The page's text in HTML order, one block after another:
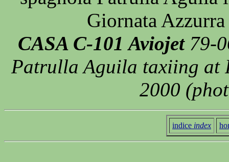
Giornata
CASA C-101 Aviojet 79-
Patrulla Aguila taxiing at
2000
indice index